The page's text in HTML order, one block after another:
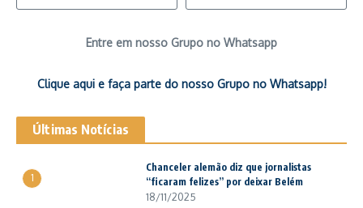
Entre em nosso Grupo no Whatsapp
Clique aqui e faça parte do nosso Grupo no Whatsapp!
Últimas Notícias
1
Chanceler alemão diz que jornalistas
“ficaram felizes” por deixar Belém
18/11/2025